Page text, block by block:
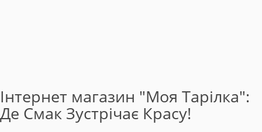
Інтернет магазин "Моя Тарілка":
Де Смак Зустрічає Красу!